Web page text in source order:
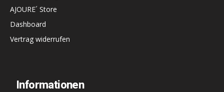
AJOURE´ Store
Dashboard
Vertrag widerrufen
Informationen